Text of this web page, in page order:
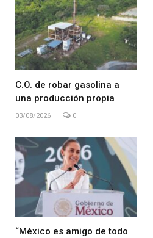
C.O. de robar gasolina a
una producción propia
03/08/2026 0
“México es amigo de todo